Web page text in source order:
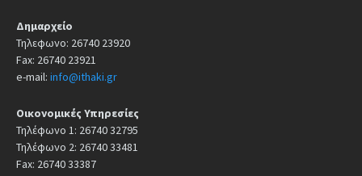
Δημαρχείο
Τηλεφωνο: 26740 23920
Fax: 26740 23921
e-mail: info@ithaki.gr
Οικονομικές Υπηρεσίες
Τηλέφωνο 1: 26740 32795
Τηλέφωνο 2: 26740 33481
Fax: 26740 33387